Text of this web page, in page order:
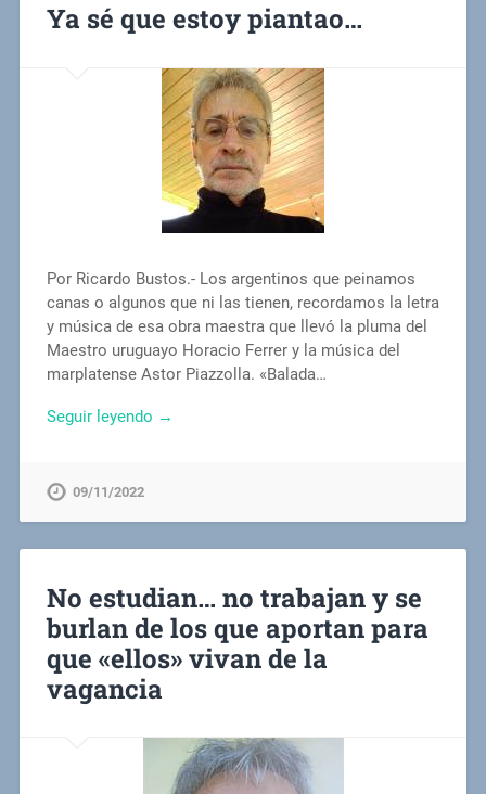
Ya sé que estoy piantao…
Por Ricardo Bustos.- Los argentinos que peinamos
canas o algunos que ni las tienen, recordamos la letra
y música de esa obra maestra que llevó la pluma del
Maestro uruguayo Horacio Ferrer y la música del
marplatense Astor Piazzolla. «Balada…
Seguir leyendo →
09/11/2022
No estudian… no trabajan y se
burlan de los que aportan para
que «ellos» vivan de la
vagancia